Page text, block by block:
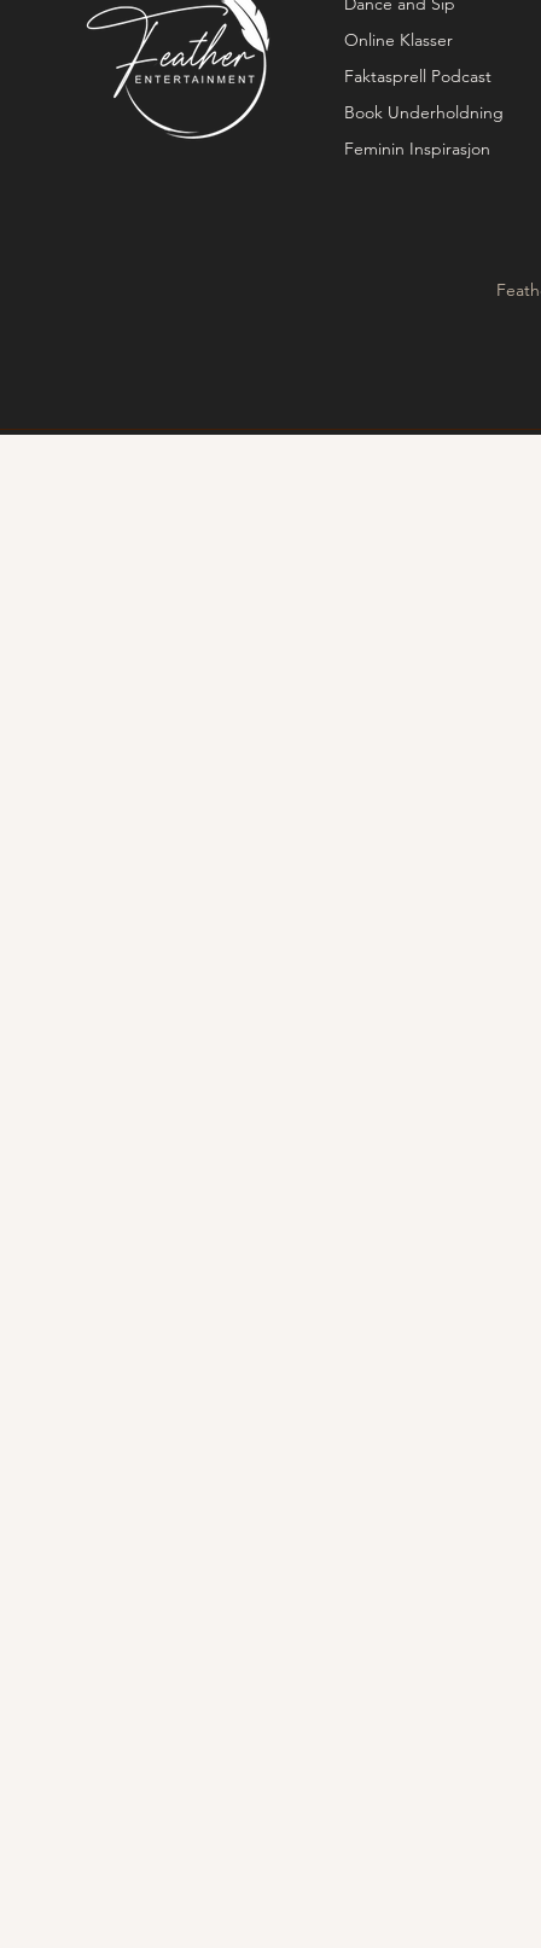
Online Klasser
Faktasprell Podcast
Book Underholdning
Feminin Inspirasjon